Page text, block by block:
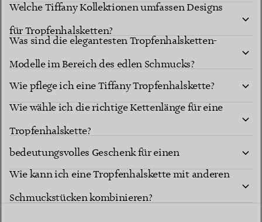
mit Anhänger?
Welche Tiffany Kollektionen umfassen Designs
für Tropfenhalsketten?
Was sind die elegantesten Tropfenhalsketten-
Modelle im Bereich des edlen Schmucks?
Wie pflege ich eine Tiffany Tropfenhalskette?
Wie wähle ich die richtige Kettenlänge für eine
Tropfenhalskette?
Ist eine Tiffany Tropfenhalskette ein
bedeutungsvolles Geschenk für einen
besonderen Meilenstein?
Wie kann ich eine Tropfenhalskette mit anderen
Schmuckstücken kombinieren?